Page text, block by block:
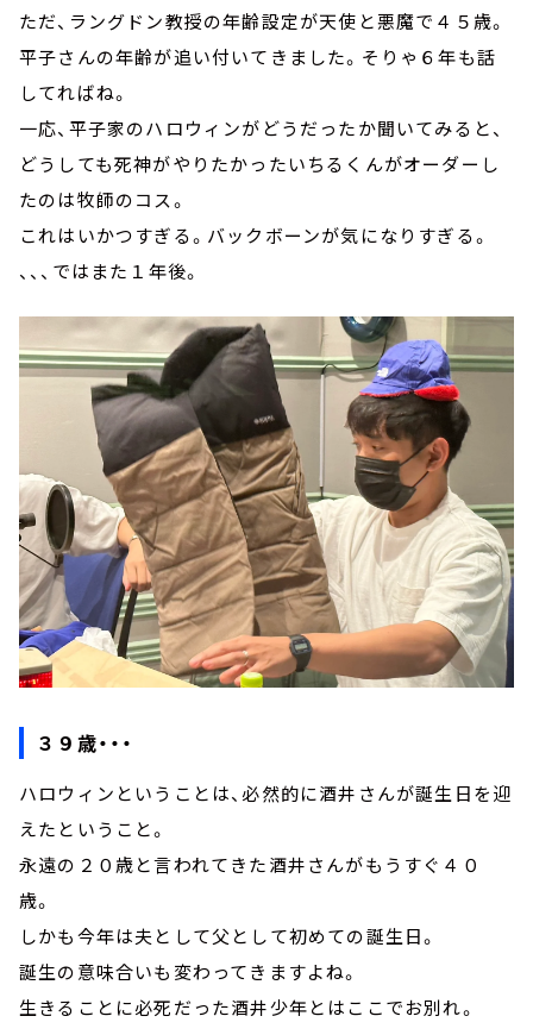
ただ、ラングドン教授の年齢設定が天使と悪魔で４５歳。
平子さんの年齢が追い付いてきました。そりゃ６年も話
してればね。
一応、平子家のハロウィンがどうだったか聞いてみると、
どうしても死神がやりたかったいちるくんがオーダーし
たのは牧師のコス。
これはいかつすぎる。バックボーンが気になりすぎる。
、、、ではまた１年後。
３９歳・・・
ハロウィンということは、必然的に酒井さんが誕生日を迎
えたということ。
永遠の２０歳と言われてきた酒井さんがもうすぐ４０
歳。
しかも今年は夫として父として初めての誕生日。
誕生の意味合いも変わってきますよね。
生きることに必死だった酒井少年とはここでお別れ。